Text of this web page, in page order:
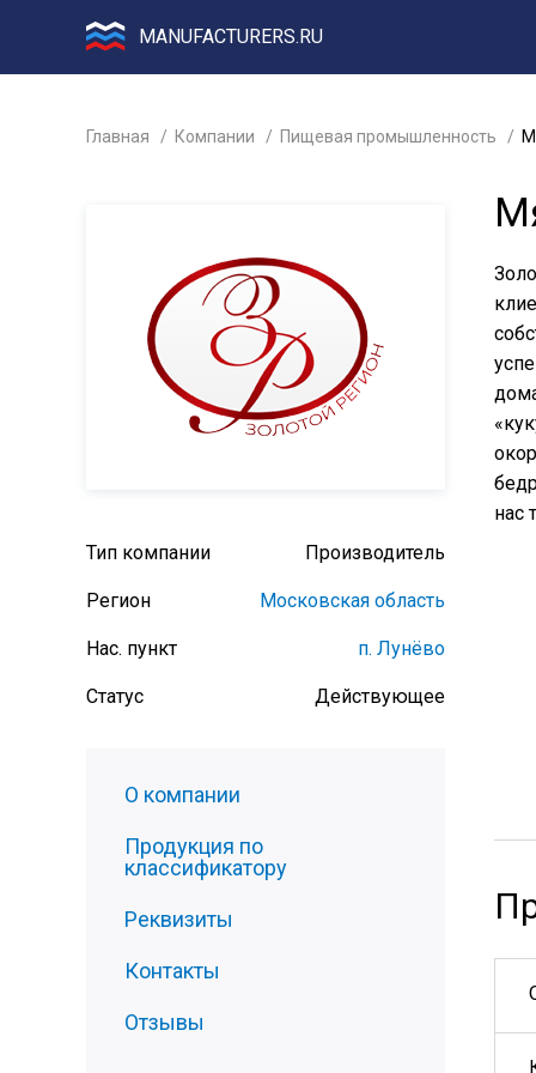
MANUFACTURERS.RU
Главная Компании Пищевая промышленность
Тип компании Производитель
Регион Московская область
Нас. пункт п. Лунёво
Статус Действующее
О компании
Продукция по
классификатору
Реквизиты
Контакты
Отзывы
нас